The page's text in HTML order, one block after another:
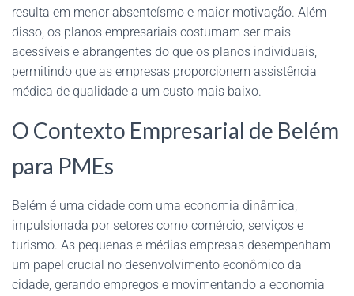
resulta em menor absenteísmo e maior motivação. Além
disso, os planos empresariais costumam ser mais
acessíveis e abrangentes do que os planos individuais,
permitindo que as empresas proporcionem assistência
médica de qualidade a um custo mais baixo.
O Contexto Empresarial de Belém
para PMEs
Belém é uma cidade com uma economia dinâmica,
impulsionada por setores como comércio, serviços e
turismo. As pequenas e médias empresas desempenham
um papel crucial no desenvolvimento econômico da
cidade, gerando empregos e movimentando a economia